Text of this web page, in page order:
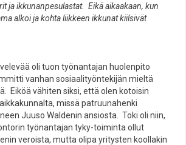
ja ikkunanpesulastat. Eikä aikaakaan, kun
alkoi ja kohta liikkeen ikkunat kiilsivät
oli tuon työnantajan huolenpito
vanhan sosiaalityöntekijän mieltä
Eiköä vähiten siksi, että olen kotoisin
missä patruunahenki
Juuso Waldenin ansiosta. Toki oli niin,
työnantajan tyky-toiminta ollut
veroista, mutta olipa yritysten koollakin